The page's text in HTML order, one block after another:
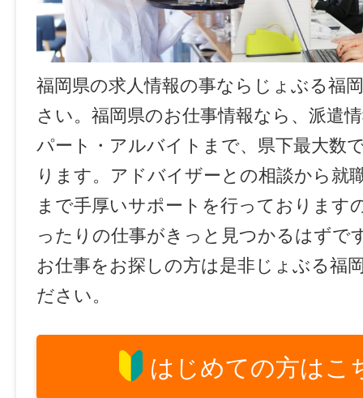
福岡県の求人情報の事ならじょぶる福
さい。福岡県のお仕事情報なら、派遣
パート・アルバイトまで、県下最大数
ります。アドバイザーとの相談から就
まで手厚いサポートを行っております
ったりの仕事がきっと見つかるはずで
お仕事をお探しの方は是非じょぶる福
ださい。
はじめての方はこ